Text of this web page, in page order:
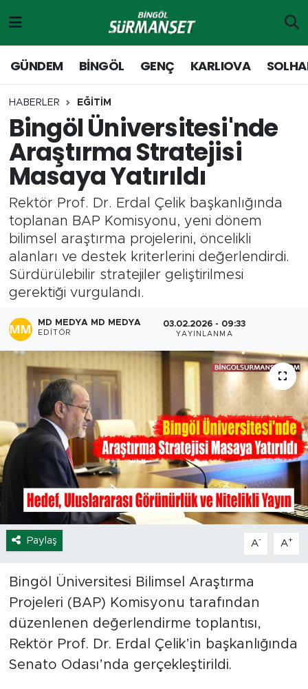
GÜNDEM BİNGÖL GENÇ KARLIOVA
HABERLER EĞİTİM
Bingöl Üniversitesi'nde
Araştırma Stratejisi
Masaya Yatırıldı
Rektör Prof. Dr. Erdal Çelik başkanlığında
toplanan BAP Komisyonu, yeni dönem
bilimsel araştırma projelerini, öncelikli
alanları ve destek kriterlerini değerlendirdi.
Sürdürülebilir stratejiler geliştirilmesi
gerektiği vurgulandı.
MD MEDYA MD MEDYA
EDITÖR
03.02.2026 - 09:33
YAYINLANMA
Paylaş A- A+
Bingöl Üniversitesi Bilimsel Araştırma
Projeleri (BAP) Komisyonu tarafından
düzenlenen değerlendirme toplantısı,
Rektör Prof. Dr. Erdal Çelik’in başkanlığında
Senato Odası’nda gerçekleştirildi.
Genç
Solhan
Karlıova
Adaklı-Kiğı
Yayladere-Yedisu
MD Prestij Dergisi
Siyaset
Spor
Yaşam
Sağlık
Eğitim
Ekonomi
Hava Durumu
Tavz Der
Bingöl Kaza Haberleri
Merkez Hava Durumu
Merkez Trafik Yoğunluk Haritası
Süper Lig Puan Durumu ve Fikstür
Tüm Manşetler
Son Dakika Haberleri
Haber Arşivi